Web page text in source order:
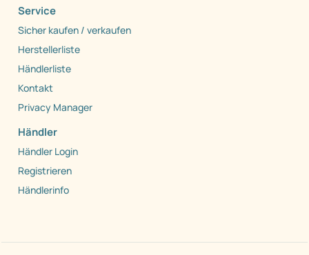
Service
Sicher kaufen / verkaufen
Herstellerliste
Händlerliste
Kontakt
Privacy Manager
Händler
Händler Login
Registrieren
Händlerinfo